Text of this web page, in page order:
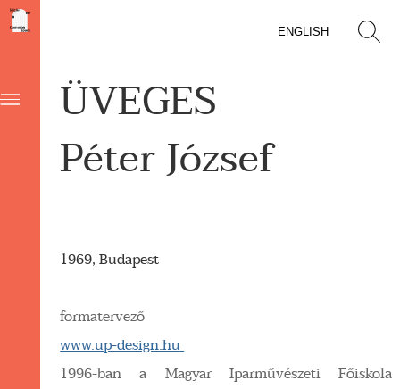
ENGLISH
ÜVEGES
Péter József
1969, Budapest
formatervező
www.up-design.hu
1996-ban a Magyar Iparművészeti Főiskola